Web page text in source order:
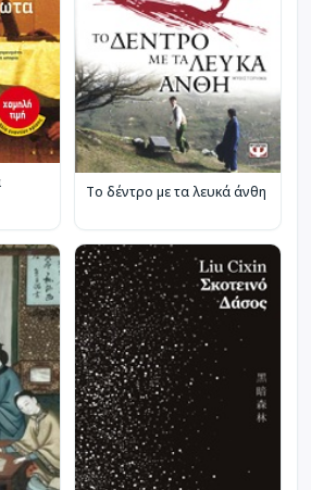
Το δέντρο με τα λευκά άνθη